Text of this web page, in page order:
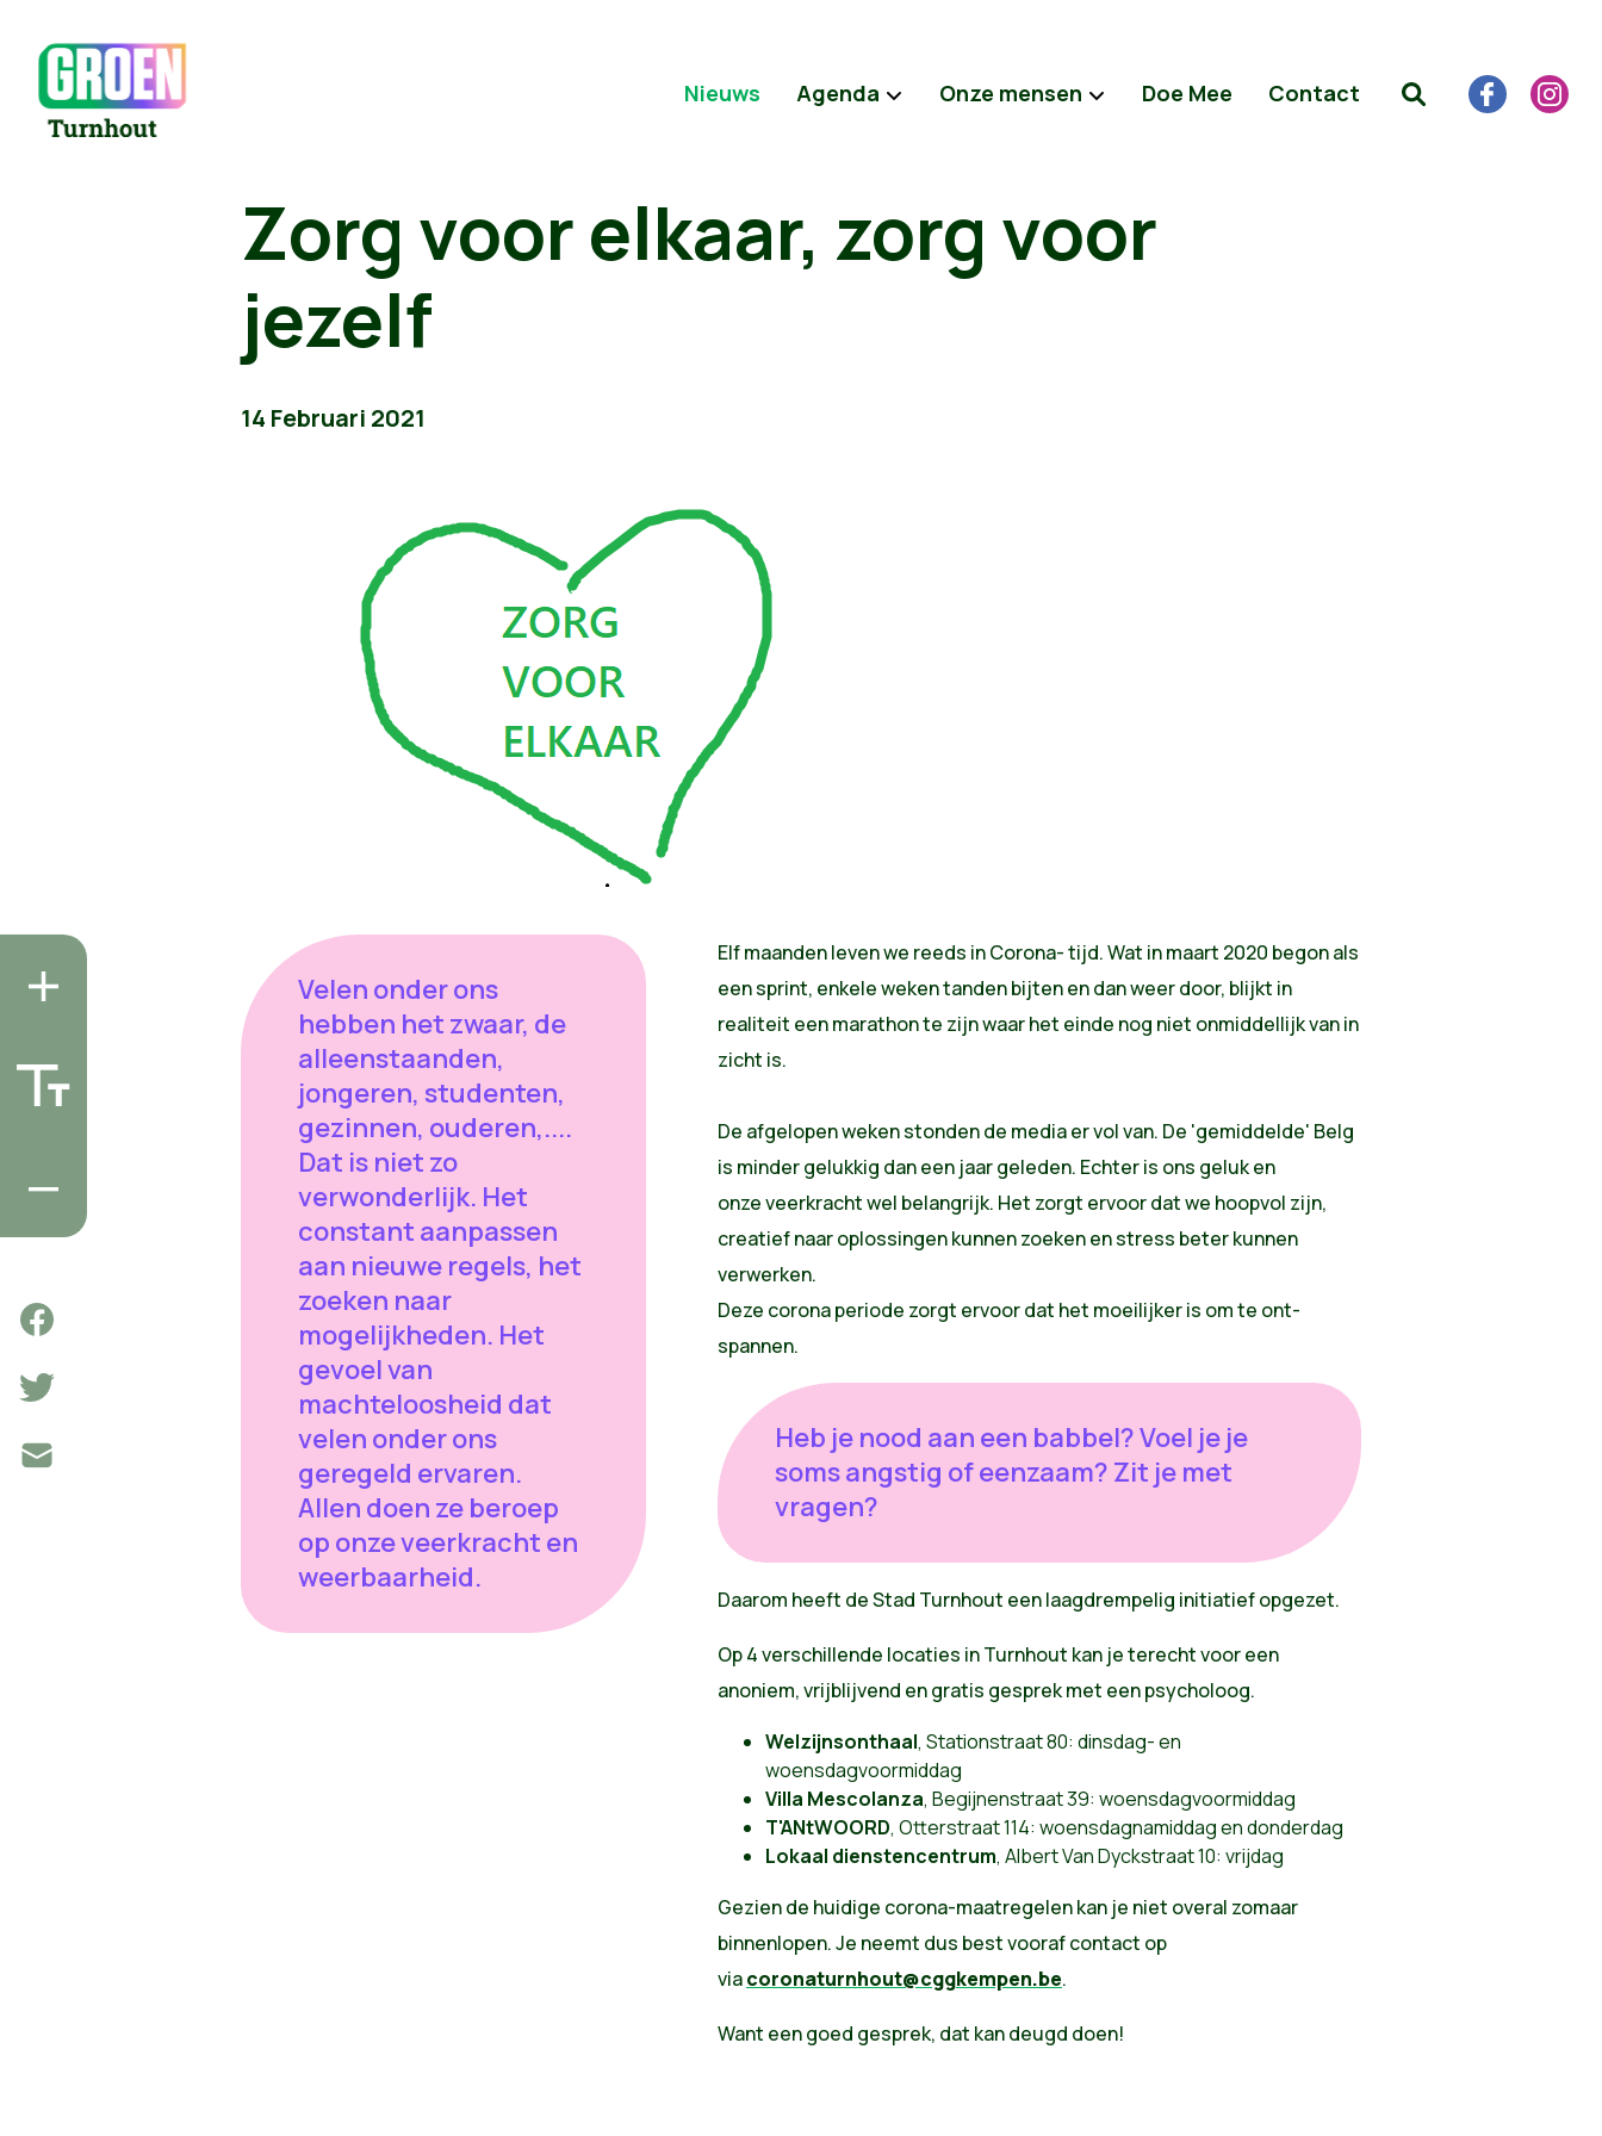
Nieuws Agenda Onze mensen Doe Mee Contact
Zorg voor elkaar, zorg voor
jezelf
14 Februari 2021
Velen onder ons
hebben het zwaar, de
alleenstaanden,
jongeren, studenten,
gezinnen, ouderen,....
Dat is niet zo
verwonderlijk. Het
constant aanpassen
aan nieuwe regels, het
zoeken naar
mogelijkheden. Het
gevoel van
machteloosheid dat
velen onder ons
geregeld ervaren.
Allen doen ze beroep
op onze veerkracht en
weerbaarheid.
Elf maanden leven we reeds in Corona- tijd. Wat in maart 2020 begon als
een sprint, enkele weken tanden bijten en dan weer door, blijkt in
realiteit een marathon te zijn waar het einde nog niet onmiddellijk van in
zicht is.
De afgelopen weken stonden de media er vol van. De 'gemiddelde' Belg
is minder gelukkig dan een jaar geleden. Echter is ons geluk en
onze veerkracht wel belangrijk. Het zorgt ervoor dat we hoopvol zijn,
creatief naar oplossingen kunnen zoeken en stress beter kunnen
verwerken.
Deze corona periode zorgt ervoor dat het moeilijker is om te ont-
spannen.
Heb je nood aan een babbel? Voel je je
soms angstig of eenzaam? Zit je met
vragen?
Daarom heeft de Stad Turnhout een laagdrempelig initiatief opgezet.
Op 4 verschillende locaties in Turnhout kan je terecht voor een
anoniem, vrijblijvend en gratis gesprek met een psycholoog.
Welzijnsonthaal, Stationstraat 80: dinsdag- en
woensdagvoormiddag
Villa Mescolanza, Begijnenstraat 39: woensdagvoormiddag
T'ANtWOORD, Otterstraat 114: woensdagnamiddag en donderdag
Lokaal dienstencentrum, Albert Van Dyckstraat 10: vrijdag
Gezien de huidige corona-maatregelen kan je niet overal zomaar
binnenlopen. Je neemt dus best vooraf contact op
viacoronaturnhout@cggkempen.be.
Want een goed gesprek, dat kan deugd doen!